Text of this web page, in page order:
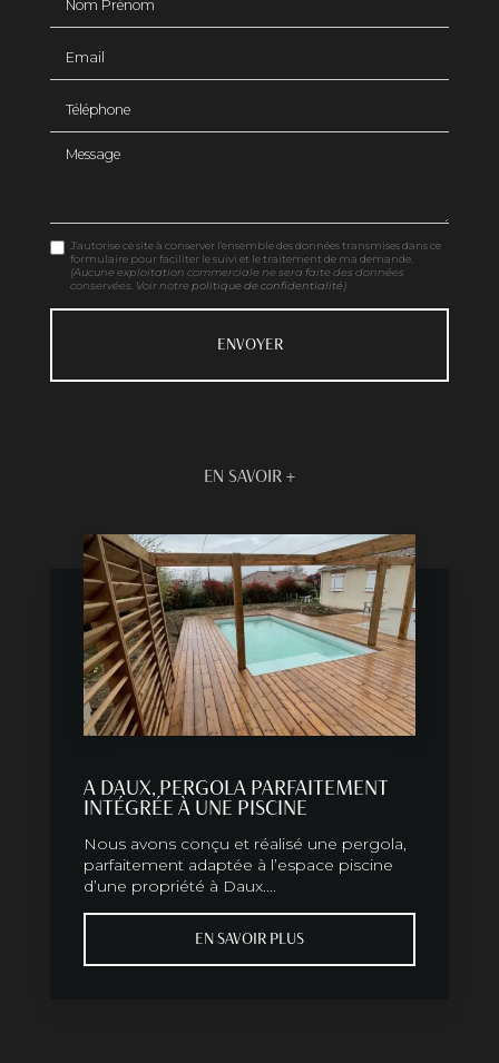
Message
J'autorise ce site à conserver l'ensemble des données transmises dans ce
formulaire pour faciliter le suivi et le traitement de ma demande.
(Aucune exploitation commerciale ne sera faite des données
conservées. Voir notre politique de confidentialité)
EN SAVOIR +
A DAUX, PERGOLA PARFAITEMENT
INTÉGRÉE À UNE PISCINE
Nous avons conçu et réalisé une pergola,
parfaitement adaptée à l’espace piscine
d’une propriété à Daux....
EN SAVOIR PLUS